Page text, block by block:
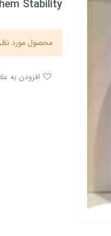
Stability
محصول مورد